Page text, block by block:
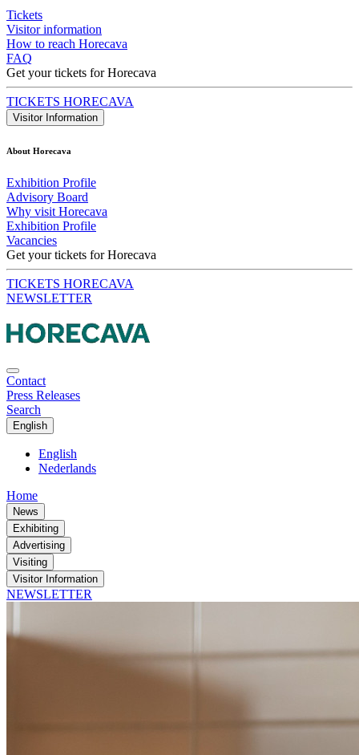
Tickets
Visitor information
How to reach Horecava
FAQ
Get your tickets for Horecava
TICKETS HORECAVA
Visitor Information
About Horecava
Exhibition Profile
Advisory Board
Why visit Horecava
Exhibition Profile
Vacancies
Get your tickets for Horecava
TICKETS HORECAVA
NEWSLETTER
Contact
Press Releases
Search
English
English
Nederlands
Home
News
Exhibiting
Advertising
Visiting
Visitor Information
NEWSLETTER